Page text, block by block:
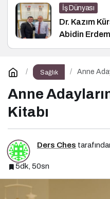
İş Dünyası
Dr. Kazım
Abidin
Sağlık Anne
Anne
Kitabı
Ders Ches
5dk, 50sn